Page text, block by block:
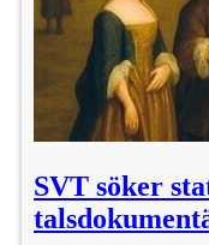
SVT söker